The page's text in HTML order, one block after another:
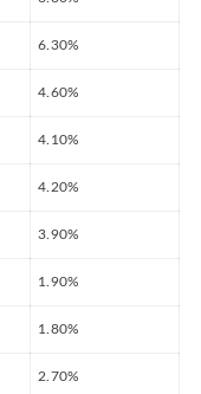
6.30%
4.60%
4.10%
4.20%
3.90%
1.90%
1.80%
2.70%